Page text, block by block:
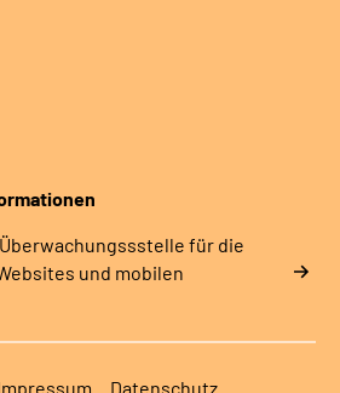
für die
und mobilen
Datenschutz